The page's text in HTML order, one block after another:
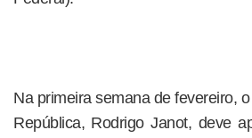
Na primeira semana de fevereiro,
República, Rodrigo Janot, deve